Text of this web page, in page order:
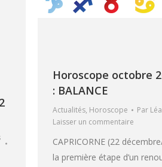
Horoscope octobre
: BALANCE
Actualités, Horoscope Par Léa
Laisser un commentaire
CAPRICORNE (22
la première étape d’un